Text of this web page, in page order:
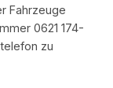
Fahrzeuge
0621 174-
zu